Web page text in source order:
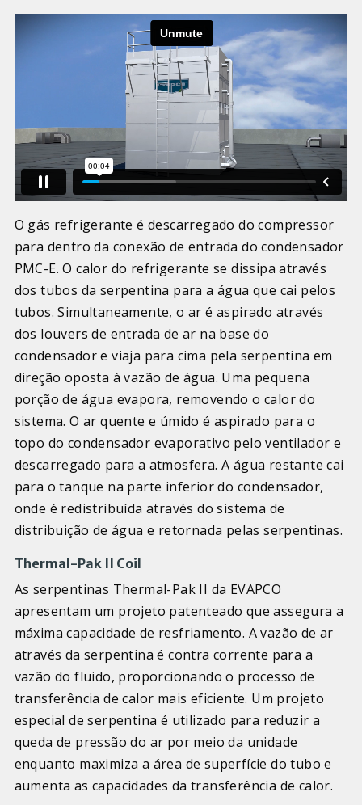
O gás refrigerante é descarregado do compressor
para dentro da conexão de entrada do condensador
PMC-E. O calor do refrigerante se dissipa através
dos tubos da serpentina para a água que cai pelos
tubos. Simultaneamente, o ar é aspirado através
dos louvers de entrada de ar na base do
condensador e viaja para cima pela serpentina em
direção oposta à vazão de água. Uma pequena
porção de água evapora, removendo o calor do
sistema. O ar quente e úmido é aspirado para o
topo do condensador evaporativo pelo ventilador e
descarregado para a atmosfera. A água restante cai
para o tanque na parte inferior do condensador,
onde é redistribuída através do sistema de
distribuição de água e retornada pelas serpentinas.
Thermal-Pak II Coil
As serpentinas Thermal-Pak II da EVAPCO
apresentam um projeto patenteado que assegura a
máxima capacidade de resfriamento. A vazão de ar
através da serpentina é contra corrente para a
vazão do fluido, proporcionando o processo de
transferência de calor mais eficiente. Um projeto
especial de serpentina é utilizado para reduzir a
queda de pressão do ar por meio da unidade
enquanto maximiza a área de superfície do tubo e
aumenta as capacidades da transferência de calor.